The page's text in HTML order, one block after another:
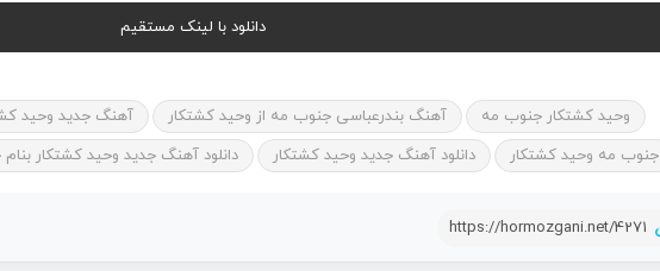
دانلود با لینک مستقیم
وحید کشتکار جنوب مه آهنگ بندرعباسی جنوب مه از وحید کشتکار
آهنگ جدید وحید
جنوب مه وحید کشتکار
دانلود آهنگ جدید وحید کشتکار دانلود آهنگ جدید وحید کشتکار
https://hormozgani.net/4271